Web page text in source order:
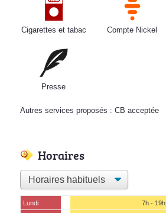
Cigarettes et tabac Compte Nickel
Presse
Autres services proposés : CB acceptée
Horaires
Lundi
7h - 19h